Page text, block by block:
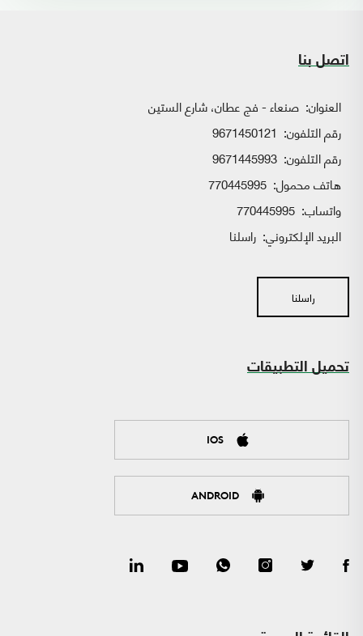
اتصل بنا
العنوان: صنعاء - فج عطان، شارع الستين
رقم التلفون: 9671450121
رقم التلفون: 9671445993
هاتف محمول: 770445995
واتساب:
البريد الإلكتروني: راسلنا
راسلنا
تحميل التطبيقات
IOS
ANDROID